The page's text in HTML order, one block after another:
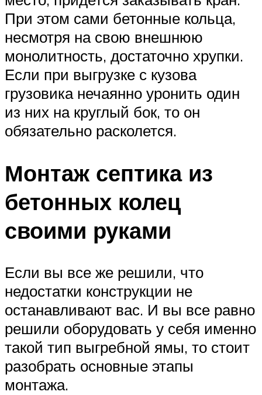
При этом сами бетонные кольца,
несмотря на свою внешнюю
монолитность, достаточно хрупки.
Если при выгрузке с кузова
грузовика нечаянно уронить один
из них на круглый бок, то он
обязательно расколется.
Монтаж септика из
бетонных колец
своими руками
Если вы все же решили, что
недостатки конструкции не
останавливают вас. И вы все равно
решили оборудовать у себя именно
такой тип выгребной ямы, то стоит
разобрать основные этапы
монтажа.